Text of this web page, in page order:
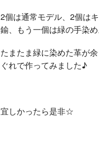
2個は通常モデル、2個は
鍮、もう一個は緑の手染め
たまたま緑に染めた革が
ぐれで作ってみました♪
宜しかったら是非☆